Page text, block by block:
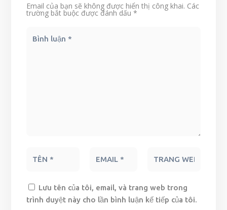
Email của bạn sẽ không được hiển thị công khai. Các
trường bắt buộc được đánh dấu*
Lưu tên của tôi, email, và trang web trong
trình duyệt này cho lần bình luận kế tiếp của tôi.